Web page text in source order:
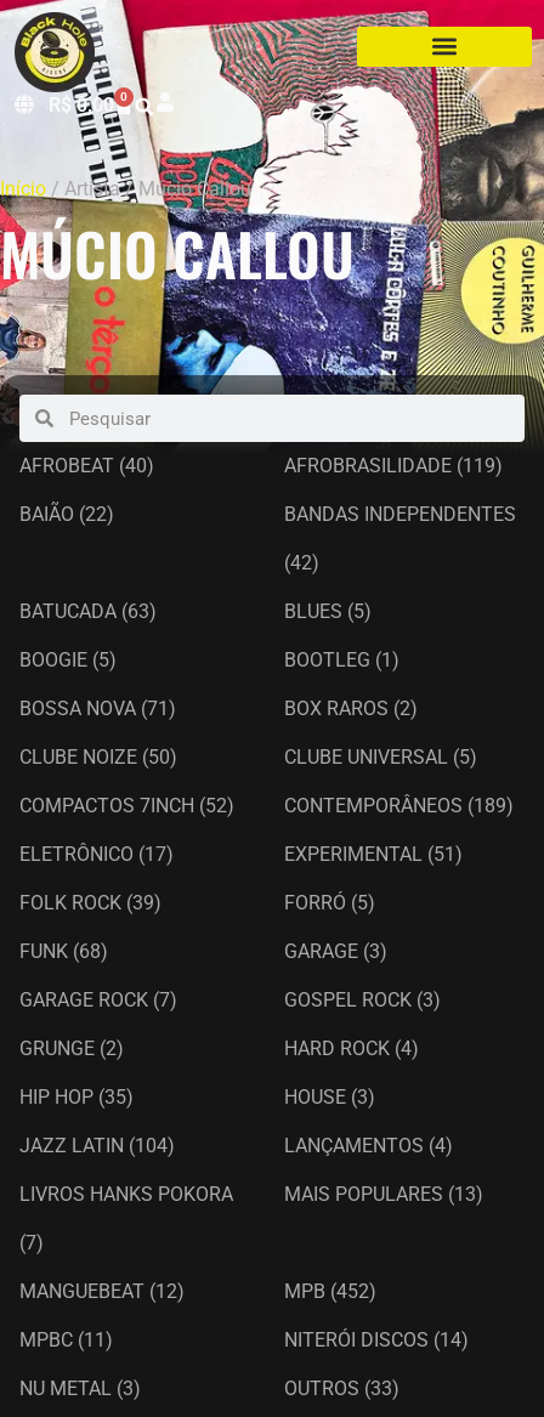
R$0,00 0
Início / Artista / Múcio Callou
MÚCIO CALLOU
AFROBEAT (40) AFROBRASILIDADE (119)
BAIÃO (22) BANDAS INDEPENDENTES
(42)
BATUCADA (63) BLUES (5)
BOOGIE (5) BOOTLEG (1)
BOSSA NOVA (71) BOX RAROS (2)
CLUBE NOIZE (50) CLUBE UNIVERSAL (5)
COMPACTOS 7INCH (52) CONTEMPORÂNEOS (189)
ELETRÔNICO (17) EXPERIMENTAL (51)
FOLK ROCK (39) FORRÓ (5)
FUNK (68) GARAGE (3)
GARAGE ROCK (7) GOSPEL ROCK (3)
GRUNGE (2) HARD ROCK (4)
HIP HOP (35) HOUSE (3)
JAZZ LATIN (104) LANÇAMENTOS (4)
LIVROS HANKS POKORA
(7)
MAIS POPULARES (13)
MANGUEBEAT (12) MPB (452)
MPBC (11) NITERÓI DISCOS (14)
NU METAL (3) OUTROS (33)